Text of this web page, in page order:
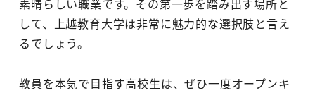
素晴らしい職業です。その第一歩を踏み出す場所と
して、上越教育大学は非常に魅力的な選択肢と言え
るでしょう。
教員を本気で目指す高校生は、ぜひ一度オープンキ